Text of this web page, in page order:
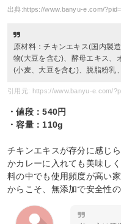
出典:https://www.banyu-e.com/
原材料：チキンエキス(国内製
物(大豆を含む)、酵母エキス、
(小麦、大豆を含む)、脱脂粉乳
引用元: https://www.banyu-e.com/
・値段：540円
・容量：110g
チキンエキスが存分に感じ
かカレーに入れても美味し
料の中でも使用頻度が高い
からこそ、無添加で安全性